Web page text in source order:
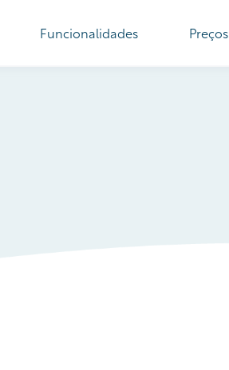
Funcionalidades Preços